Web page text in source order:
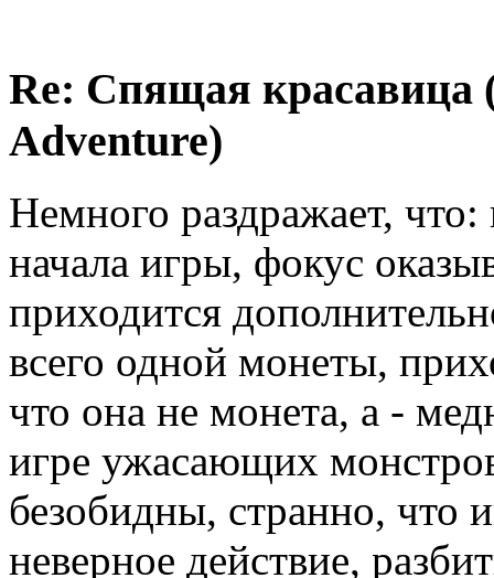
Re: Спящая красавица
Adventure)
Немного раздражает,
начала игры, фокус
приходится
всего одной монеты,
что она не монета, а -
игре ужасающих
безобидны, странно, что
неверное действие,